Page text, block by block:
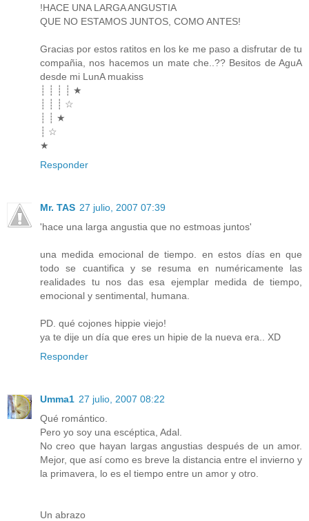
!HACE UNA LARGA ANGUSTIA
QUE NO ESTAMOS JUNTOS, COMO ANTES!
Gracias por estos ratitos en los ke me paso a disfrutar de tu
compañia, nos hacemos un mate che..?? Besitos de AguA
desde mi LunA muakiss
┊ ┊ ┊ ┊ ★
┊ ┊ ┊ ☆
┊ ┊ ★
┊ ☆
★
Responder
Mr. TAS 27 julio, 2007 07:39
'hace una larga angustia que no estmoas juntos'
una medida emocional de tiempo. en estos días en que
todo se cuantifica y se resuma en numéricamente las
realidades tu nos das esa ejemplar medida de tiempo,
emocional y sentimental, humana.
PD. qué cojones hippie viejo!
ya te dije un día que eres un hipie de la nueva era.. XD
Responder
Umma1 27 julio, 2007 08:22
Qué romántico.
Pero yo soy una escéptica, Adal.
No creo que hayan largas angustias después de un amor.
Mejor, que así como es breve la distancia entre el invierno y
la primavera, lo es el tiempo entre un amor y otro.
Un abrazo